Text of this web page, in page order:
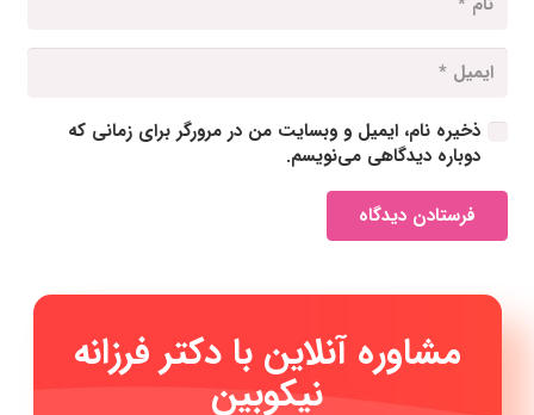
ذخیره نام، ایمیل و وبسایت من در مرورگر برای زمانی که
دوباره دیدگاهی می‌نویسم.
فرستادن دیدگاه
مشاوره آنلاین با دکتر فرزانه